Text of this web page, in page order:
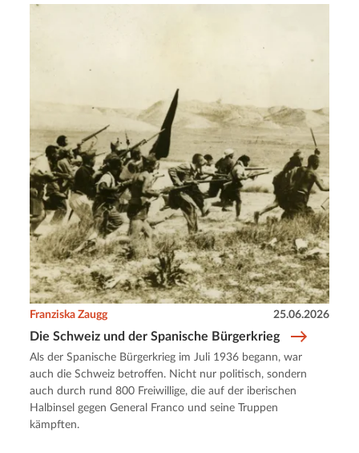
Die Schweiz und der Spanische Bürgerkrieg
Franziska Zaugg 25.06.2026
Als der Spanische Bürgerkrieg im Juli 1936 begann, war
auch die Schweiz betroffen. Nicht nur politisch, sondern
auch durch rund 800 Freiwillige, die auf der iberischen
Halbinsel gegen General Franco und seine Truppen
kämpften.